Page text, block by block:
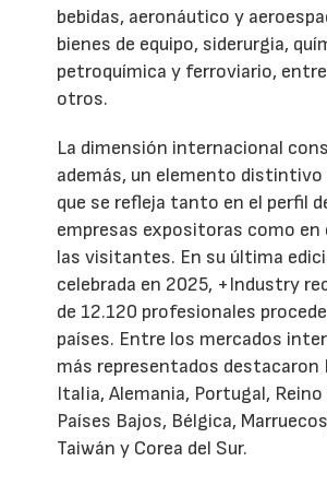
bebidas, aeronáutico y
bienes de equipo, siderurgia,
petroquímica y ferroviario,
otros.
La dimensión internacional
además, un elemento distintivo
que se refleja tanto en el perfil
empresas expositoras como en
las visitantes. En su última
celebrada en 2025, +Industry
de 12.120 profesionales
países. Entre los mercados
más representados destacaron
Italia, Alemania, Portugal, Reino
Países Bajos, Bélgica,
Taiwán y Corea del Sur.